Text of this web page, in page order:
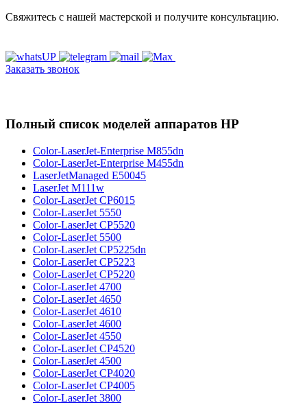
Свяжитесь с нашей мастерской и получите консультацию.
Заказать звонок
Полный список моделей аппаратов HP
Color-LaserJet-Enterprise M855dn
Color-LaserJet-Enterprise M455dn
LaserJetManaged E50045
LaserJet M111w
Color-LaserJet CP6015
Color-LaserJet 5550
Color-LaserJet CP5520
Color-LaserJet 5500
Color-LaserJet CP5225dn
Color-LaserJet CP5223
Color-LaserJet CP5220
Color-LaserJet 4700
Color-LaserJet 4650
Color-LaserJet 4610
Color-LaserJet 4600
Color-LaserJet 4550
Color-LaserJet CP4520
Color-LaserJet 4500
Color-LaserJet CP4020
Color-LaserJet CP4005
Color-LaserJet 3800